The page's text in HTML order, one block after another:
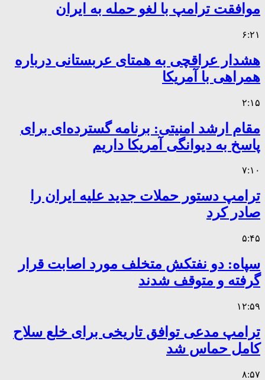
موافقت ترامپ با لغو حمله به ایران
۶:۲۱
هشدار عراقچی به همتای عربستانی درباره
همراهی با آمریکا
۲:۱۵
مقام ارشد امنیتی: برنامه گسترده‌ای برای
پاسخ به دیوانگی آمریکا داریم
۷:۱۰
ترامپ دستور حملات جدید علیه ایران را
صادر کرد
۵:۴۵
سپاه: دو نفتکش متخلف مورد اصابت قرار
گرفته و متوقف شدند
۱۲:۵۹
ترامپ مدعی توافق تاریخی برای خلع سلاح
کامل حماس شد
۸:۵۷